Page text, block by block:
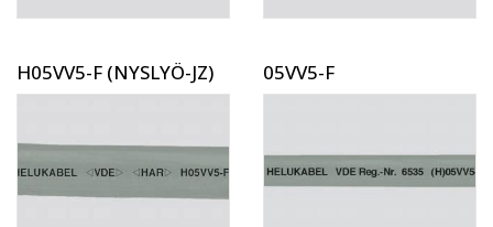
H05VV5-F (NYSLYÖ-JZ) 05VV5-F